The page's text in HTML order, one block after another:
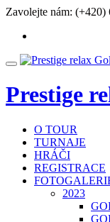
Přeskočit
obsah
Zavolejte nám: (+420)
Přepnout
Prestige
O TOUR
TURNAJE
HRÁČI
REGISTRACE
2023